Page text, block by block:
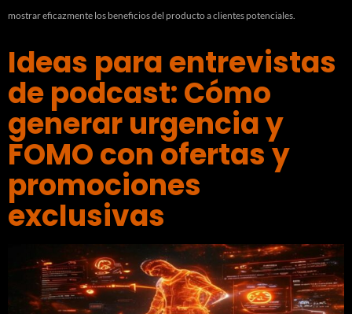
mostrar eficazmente los beneficios del producto a clientes potenciales.
Ideas para entrevistas
de podcast: Cómo
generar urgencia y
FOMO con ofertas y
promociones
exclusivas